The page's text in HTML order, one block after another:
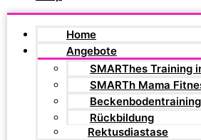
Home
Angebote
SMARThes Training
SMARTh Mama
Beckenbodentraining
Rückbildung
Rektusdiastase